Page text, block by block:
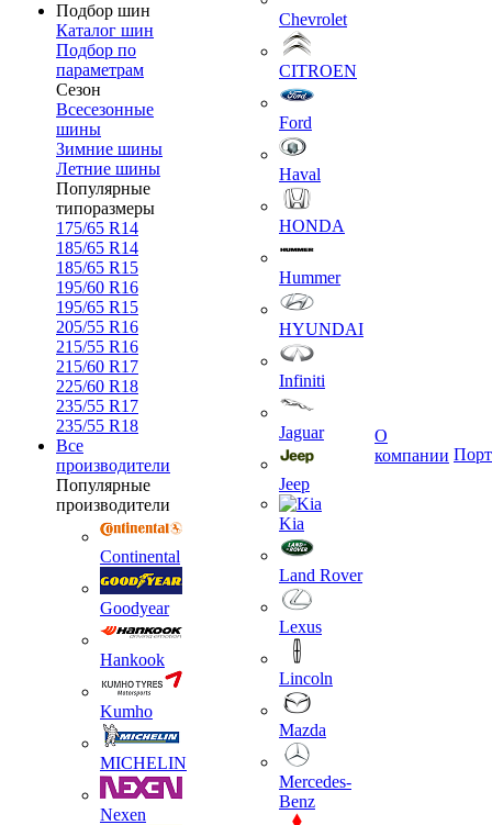
Подбор шин
Каталог шин
Подбор по
параметрам
Сезон
Всесезонные
шины
Зимние шины
Летние шины
Популярные
типоразмеры
175/65 R14
185/65 R14
185/65 R15
195/60 R16
195/65 R15
205/55 R16
215/55 R16
215/60 R17
225/60 R18
235/55 R17
235/55 R18
Все
производители
Популярные
производители
Continental
Goodyear
Hankook
Kumho
MICHELIN
Nexen
Chevrolet
CITROEN
Ford
Haval
HONDA
Hummer
HYUNDAI
Infiniti
Jaguar
Jeep
Kia
Land Rover
Lexus
Lincoln
Mazda
Mercedes-
Benz
О
компании